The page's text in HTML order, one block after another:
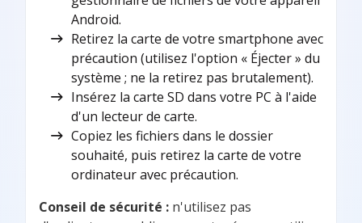
Android.
Retirez la carte de votre smartphone avec
précaution (utilisez l'option « Éjecter » du
système ; ne la retirez pas brutalement).
Insérez la carte SD dans votre PC à l'aide
d'un lecteur de carte.
Copiez les fichiers dans le dossier
souhaité, puis retirez la carte de votre
ordinateur avec précaution.
Conseil de sécurité : n'utilisez pas